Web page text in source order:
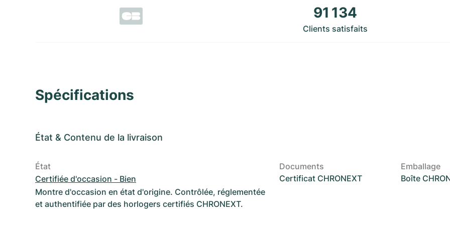
91 134
Clients satisfaits
Spécifications
État & Contenu de la livraison
État
Certifiée d'occasion - Bien
Montre d'occasion en état d'origine. Contrôlée, réglementée
et authentifiée par des horlogers certifiés CHRONEXT.
Documents
Certificat CHRONEXT
Emballage
Boîte